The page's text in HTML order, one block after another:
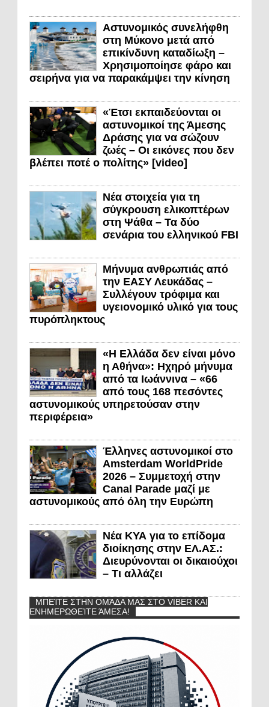
Αστυνομικός συνελήφθη
στη Μύκονο μετά από
επικίνδυνη καταδίωξη –
Χρησιμοποίησε φάρο και
σειρήνα για να παρακάμψει την κίνηση
«Έτσι εκπαιδεύονται οι
αστυνομικοί της Άμεσης
Δράσης για να σώζουν
ζωές – Οι εικόνες που δεν
βλέπει ποτέ ο πολίτης» [video]
Νέα στοιχεία για τη
σύγκρουση ελικοπτέρων
στη Ψάθα – Τα δύο
σενάρια του ελληνικού FBI
Μήνυμα ανθρωπιάς από
την ΕΑΣΥ Λευκάδας –
Συλλέγουν τρόφιμα και
υγειονομικό υλικό για τους
πυρόπληκτους
«Η Ελλάδα δεν είναι μόνο
η Αθήνα»: Ηχηρό μήνυμα
από τα Ιωάννινα – «66
από τους 168 πεσόντες
αστυνομικούς υπηρετούσαν στην
περιφέρεια»
Έλληνες αστυνομικοί στο
Amsterdam WorldPride
2026 – Συμμετοχή στην
Canal Parade μαζί με
αστυνομικούς από όλη την Ευρώπη
Νέα ΚΥΑ για το επίδομα
διοίκησης στην ΕΛ.ΑΣ.:
Διευρύνονται οι δικαιούχοι
– Τι αλλάζει
ΜΠΕΊΤΕ ΣΤΗΝ ΟΜΆΔΑ ΜΑΣ ΣΤΟ VIBER ΚΑΙ
ΕΝΗΜΕΡΩΘΕΊΤΕ ΆΜΕΣΑ!